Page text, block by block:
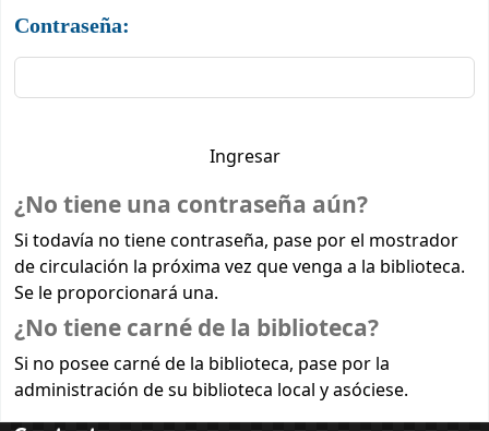
Contraseña:
¿No tiene una contraseña aún?
Si todavía no tiene contraseña, pase por el mostrador
de circulación la próxima vez que venga a la biblioteca.
Se le proporcionará una.
¿No tiene carné de la biblioteca?
Si no posee carné de la biblioteca, pase por la
administración de su biblioteca local y asóciese.